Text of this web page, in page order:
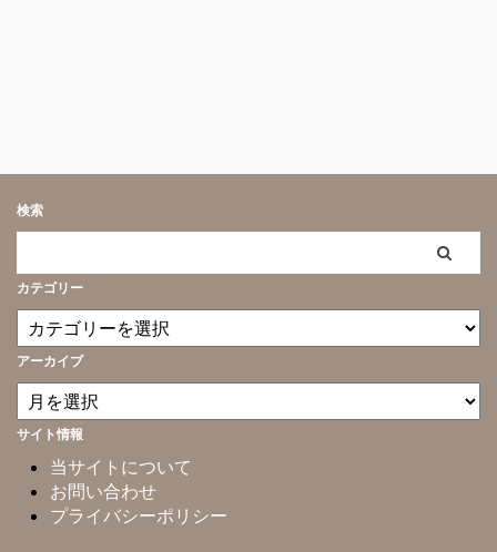
検索
カテゴリー
アーカイブ
サイト情報
当サイトについて
お問い合わせ
プライバシーポリシー